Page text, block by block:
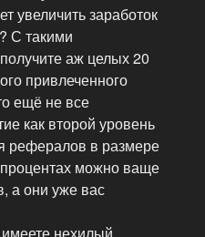
увеличить заработок
С такими
аж целых 20
привлеченного
ещё не все
как второй уровень
рефералов в размере
можно ваще
а они уже вас